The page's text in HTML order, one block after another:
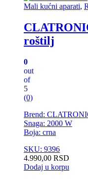
Mali kućni aparati,
roštilj
0
out
of
5
(0)
Brend:
Snaga: 2000 W
Boja: crna
SKU: 9396
4.990,00 RSD
Dodaj u korpu